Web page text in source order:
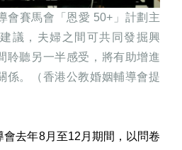
會賽馬會「恩愛 50+」計劃主
議，夫婦之間可共同發掘興
聆聽另一半感受，將有助增進
係。（香港公教婚姻輔導會提
會去年8月至12月期間，以問卷